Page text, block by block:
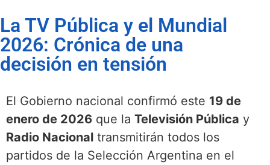
La TV Pública y el Mundial
2026: Crónica de una
decisión en tensión
El Gobierno nacional confirmó este 19 de
enero de 2026 que la Televisión Pública y
Radio Nacional transmitirán todos los
partidos de la Selección Argentina en el